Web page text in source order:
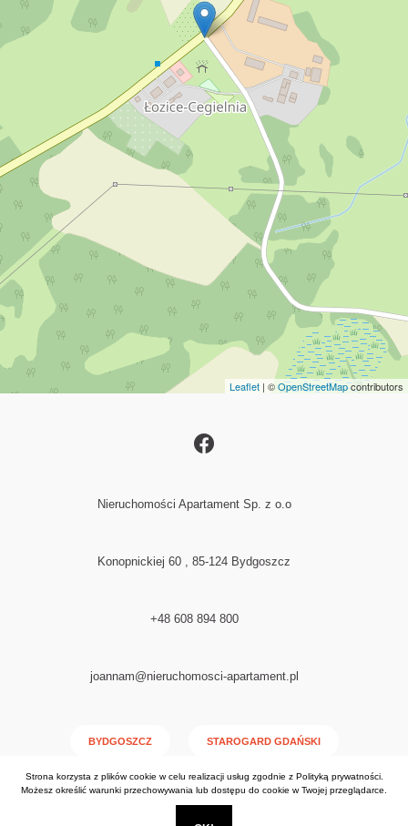
Leaflet | ©OpenStreetMapcontributors
Nieruchomości Apartament Sp. z o.o
Konopnickiej 60 , 85-124 Bydgoszcz
+48 608 894 800
joannam@nieruchomosci-apartament.pl
BYDGOSZCZ STAROGARD GDAŃSKI
NAKŁO NAD NOTECIĄ
Strona korzysta z plików cookie w celu realizacji usług zgodnie z Polityką prywatności.
Możesz określić warunki przechowywania lub dostępu do cookie w Twojej przeglądarce.